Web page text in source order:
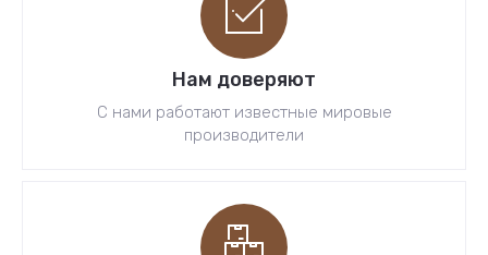
Нам доверяют
С нами работают известные мировые
производители